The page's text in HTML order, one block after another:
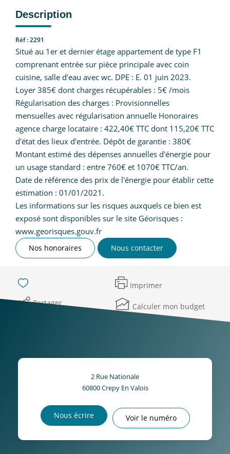
Description
Réf : 2291
Situé au 1er et dernier étage appartement de type F1
comprenant entrée sur pièce principale avec coin
cuisine, salle d'eau avec wc. DPE : E. 01 juin 2023.
Loyer 385€ dont charges récupérables : 5€ /mois
Régularisation des charges : Provisionnelles
mensuelles avec régularisation annuelle Honoraires
agence charge locataire : 422,40€ TTC dont 115,20€ TTC
d'état des lieux d'entrée. Dépôt de garantie : 380€
Montant estimé des dépenses annuelles d'énergie pour
un usage standard : entre 760€ et 1070€ TTC/an.
Date de référence des prix de l'énergie pour établir cette
estimation : 01/01/2021.
Les informations sur les risques auxquels ce bien est
exposé sont disponibles sur le site Géorisques :
www.georisques.gouv.fr
Nos honoraires Nous contacter
Imprimer
Partager
Calculer mon budget
2 Rue Nationale
60800Crepy En Valois
Nous écrire Voir le numéro